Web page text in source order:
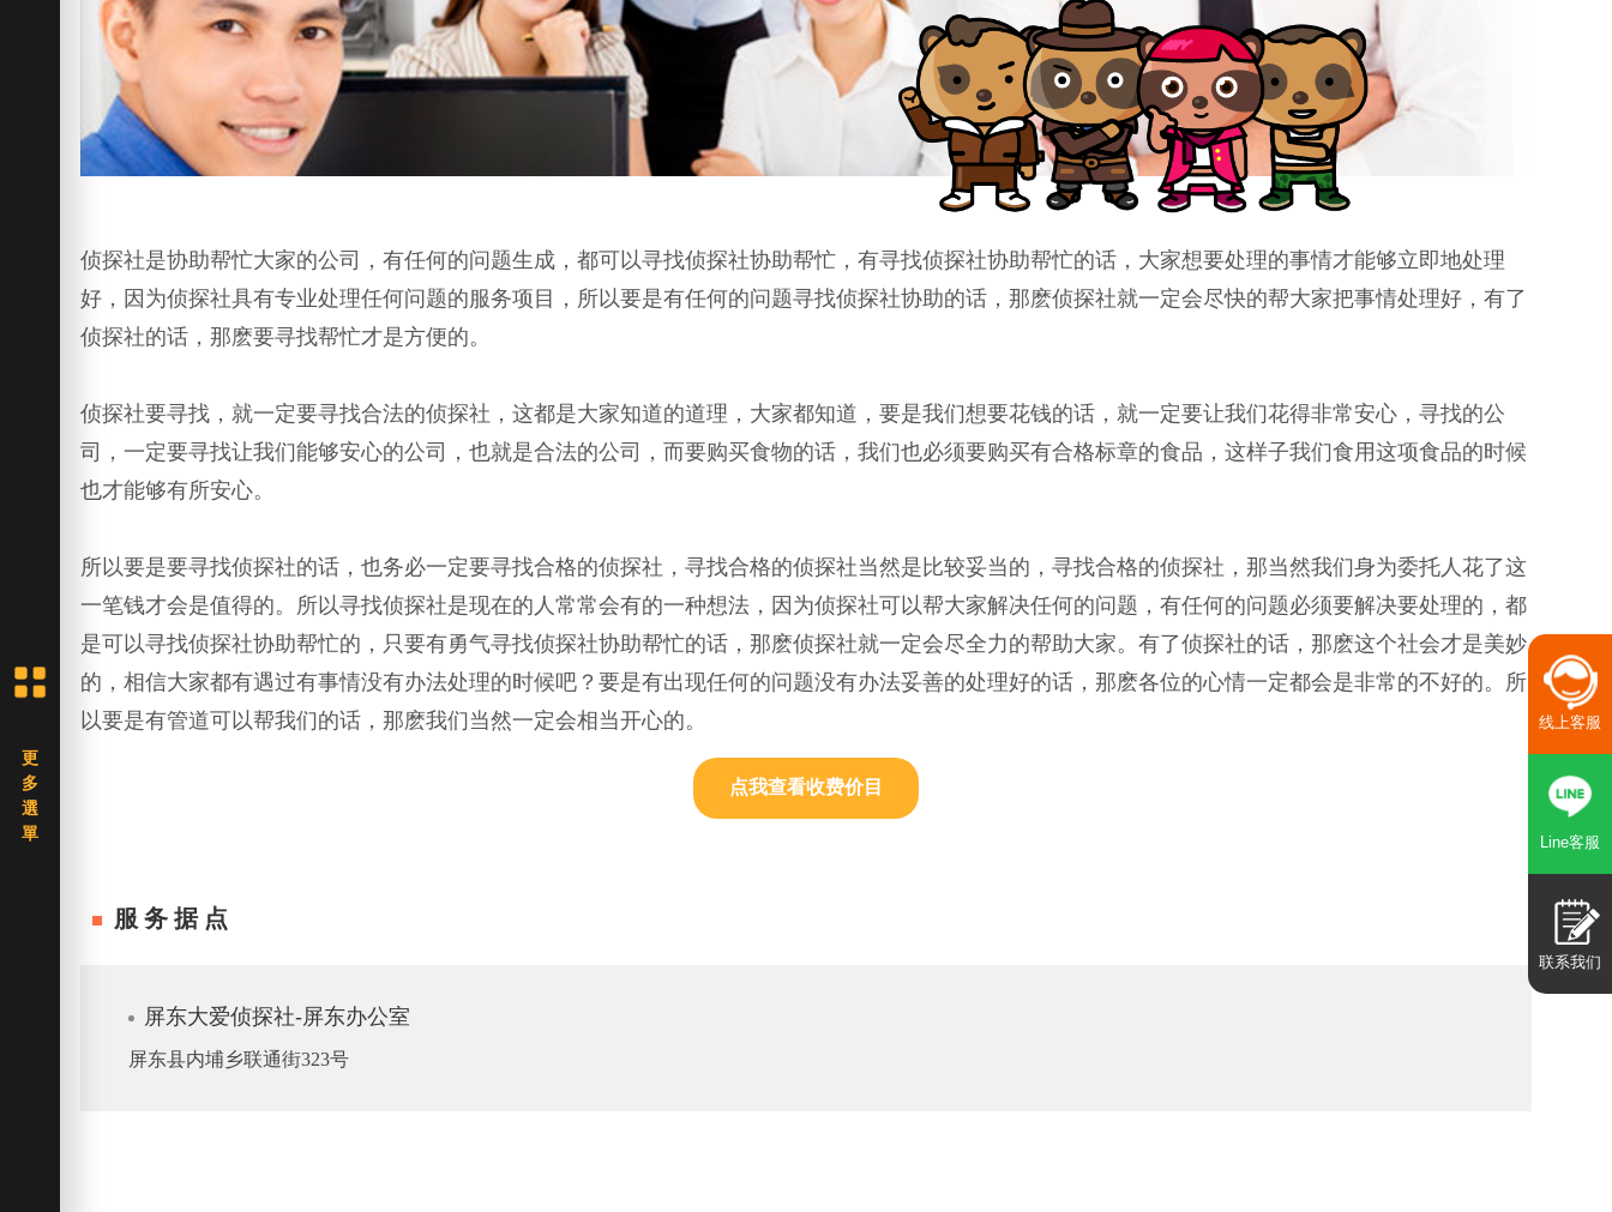
侦探社是协助帮忙大家的公司，有任何的问题生成，都可以寻找侦探社协助帮忙，有寻找侦探社协助帮忙的话，大家想要处理的事情才能够立即地处理
好，因为侦探社具有专业处理任何问题的服务项目，所以要是有任何的问题寻找侦探社协助的话，那麽侦探社就一定会尽快的帮大家把事情处理好，有了
侦探社的话，那麽要寻找帮忙才是方便的。
侦探社要寻找，就一定要寻找合法的侦探社，这都是大家知道的道理，大家都知道，要是我们想要花钱的话，就一定要让我们花得非常安心，寻找的公
司，一定要寻找让我们能够安心的公司，也就是合法的公司，而要购买食物的话，我们也必须要购买有合格标章的食品，这样子我们食用这项食品的时候
也才能够有所安心。
所以要是要寻找侦探社的话，也务必一定要寻找合格的侦探社，寻找合格的侦探社当然是比较妥当的，寻找合格的侦探社，那当然我们身为委托人花了这
一笔钱才会是值得的。所以寻找侦探社是现在的人常常会有的一种想法，因为侦探社可以帮大家解决任何的问题，有任何的问题必须要解决要处理的，都
是可以寻找侦探社协助帮忙的，只要有勇气寻找侦探社协助帮忙的话，那麽侦探社就一定会尽全力的帮助大家。有了侦探社的话，那麽这个社会才是美妙
的，相信大家都有遇过有事情没有办法处理的时候吧？要是有出现任何的问题没有办法妥善的处理好的话，那麽各位的心情一定都会是非常的不好的。所
以要是有管道可以帮我们的话，那麽我们当然一定会相当开心的。
点我查看收费价目
服务据点
屏东大爱侦探社-屏东办公室
屏东县内埔乡联通街323号
线上客服
Line客服
联系我们